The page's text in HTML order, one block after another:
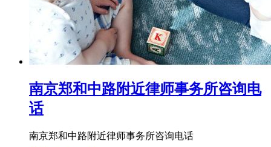
南京郑和中路附近律师事务所咨询电
话
南京郑和中路附近律师事务所咨询电话